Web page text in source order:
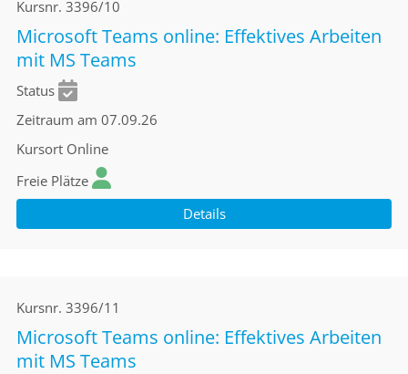
Kursnr. 3396/10
Microsoft Teams online: Effektives Arbeiten
mit MS Teams
Status
Zeitraum am 07.09.26
Kursort Online
Freie Plätze
Details
Kursnr. 3396/11
Microsoft Teams online: Effektives Arbeiten
mit MS Teams